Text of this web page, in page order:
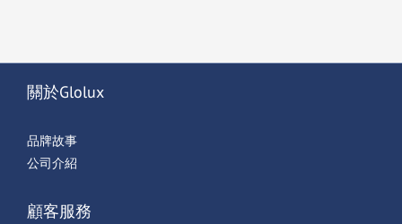
關於Glolux
品牌故事
公司介紹
顧客服務